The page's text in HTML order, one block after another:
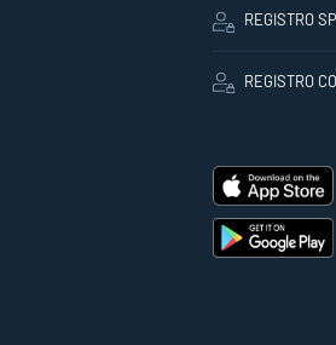
REGISTRO
REGISTRO